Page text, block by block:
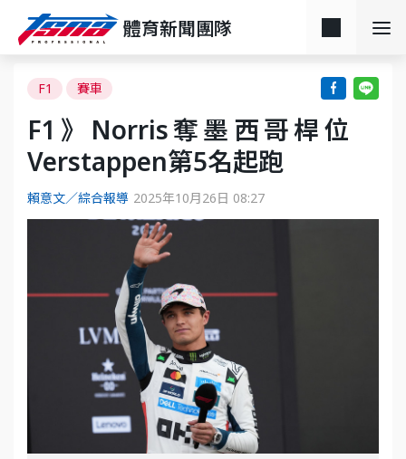
體育新聞團隊
F1 賽車
F1》Norris奪墨西哥桿位
Verstappen第5名起跑
賴意文／綜合報導 2025年10月26日 08:27